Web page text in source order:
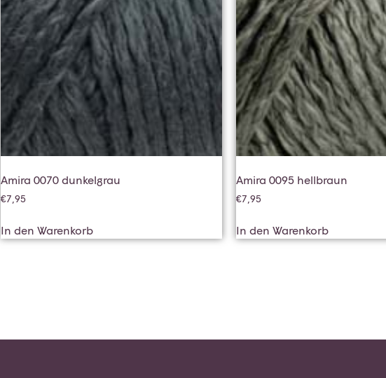
Amira 0070 dunkelgrau
€7,95
In den Warenkorb
Amira 0095 hellbraun
€7,95
In den Warenkorb